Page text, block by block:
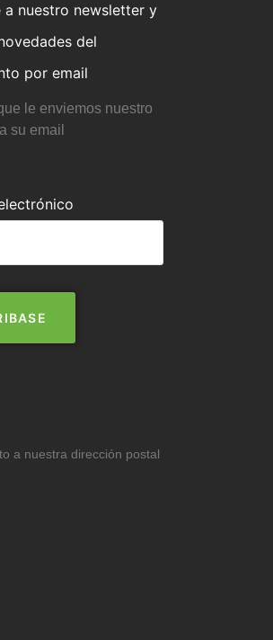
a nuestro newsletter y
del
por email
le enviemos nuestro
su email
a nuestra dirección postal